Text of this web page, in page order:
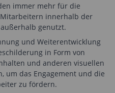
immer mehr für die
innerhalb der
genutzt.
und Weiterentwicklung
in Form von
und anderen visuellen
um das Engagement und die
zu fördern.